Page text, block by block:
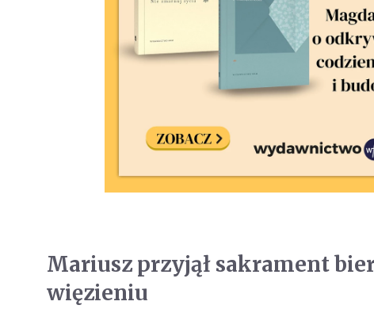
Mariusz przyjął sakrament
więzieniu